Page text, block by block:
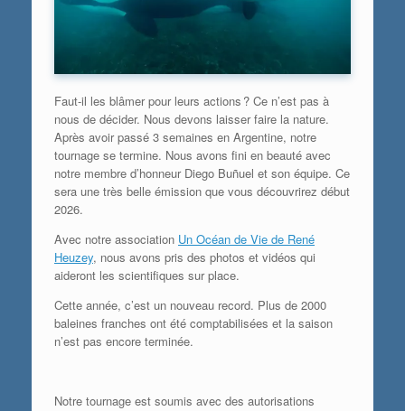
Faut-il les blâmer pour leurs actions ? Ce n’est pas à
nous de décider. Nous devons laisser faire la nature.
Après avoir passé 3 semaines en Argentine, notre
tournage se termine. Nous avons fini en beauté avec
notre membre d’honneur Diego Buñuel et son équipe. Ce
sera une très belle émission que vous découvrirez début
2026.
Avec notre association Un Océan de Vie de René
Heuzey, nous avons pris des photos et vidéos qui
aideront les scientifiques sur place.
Cette année, c’est un nouveau record. Plus de 2000
baleines franches ont été comptabilisées et la saison
n’est pas encore terminée.
Notre tournage est soumis avec des autorisations